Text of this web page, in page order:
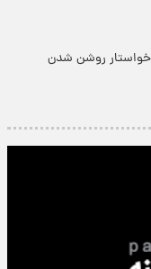
خواستار روشن شدن